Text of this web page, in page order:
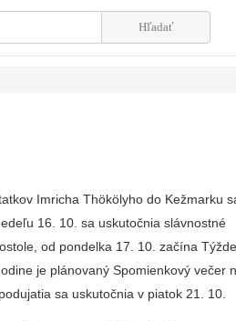
Imricha Thökölyho do Kežmarku
16. 10. sa uskutočnia slávnostné
od pondelka 17. 10. začína
je plánovaný Spomienkový večer
sa uskutočnia v piatok 21. 10.